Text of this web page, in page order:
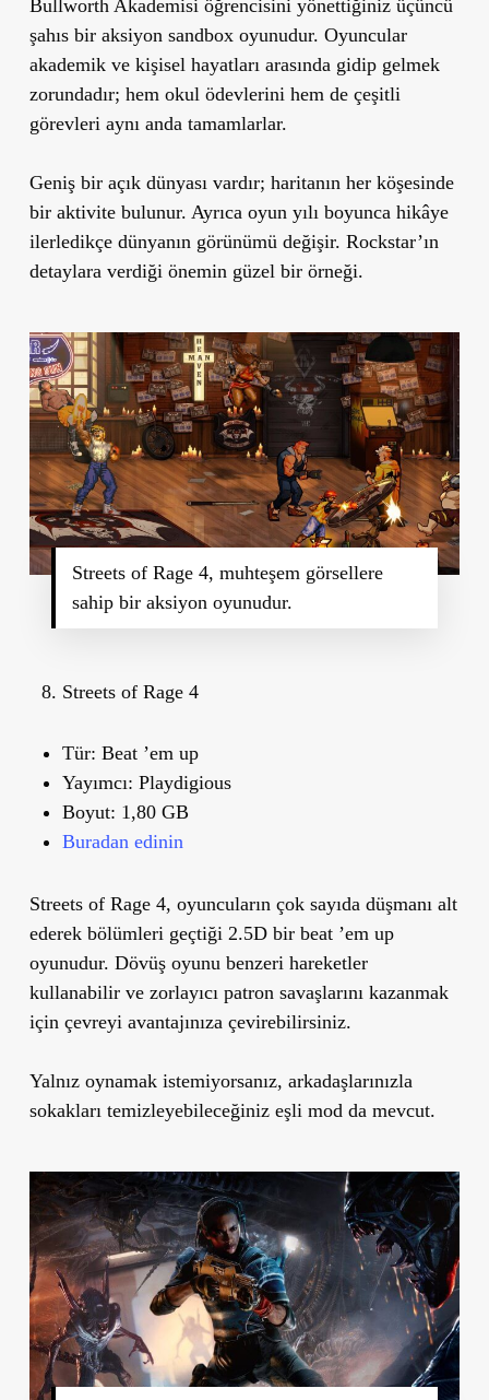
Bullworth Akademisi öğrencisini yönettiğiniz üçüncü
şahıs bir aksiyon sandbox oyunudur. Oyuncular
akademik ve kişisel hayatları arasında gidip gelmek
zorundadır; hem okul ödevlerini hem de çeşitli
görevleri aynı anda tamamlarlar.
Geniş bir açık dünyası vardır; haritanın her köşesinde
bir aktivite bulunur. Ayrıca oyun yılı boyunca hikâye
ilerledikçe dünyanın görünümü değişir. Rockstar’ın
detaylara verdiği önemin güzel bir örneği.
Streets of Rage 4, muhteşem görsellere
sahip bir aksiyon oyunudur.
Streets of Rage 4
Tür: Beat ’em up
Yayımcı: Playdigious
Boyut: 1,80 GB
Buradan edinin
Streets of Rage 4, oyuncuların çok sayıda düşmanı alt
ederek bölümleri geçtiği 2.5D bir beat ’em up
oyunudur. Dövüş oyunu benzeri hareketler
kullanabilir ve zorlayıcı patron savaşlarını kazanmak
için çevreyi avantajınıza çevirebilirsiniz.
Yalnız oynamak istemiyorsanız, arkadaşlarınızla
sokakları temizleyebileceğiniz eşli mod da mevcut.